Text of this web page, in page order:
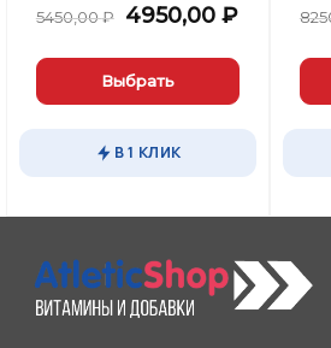
5450,00₽
Первоначальная
составляла
5450,00 ₽.
4950,00 ₽
Выбрать
вариаций.
можно
выбрать
на
В 1 КЛИК